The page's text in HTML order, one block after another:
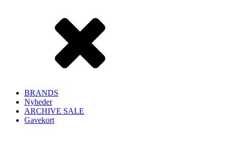
BRANDS
Nyheder
ARCHIVE SALE
Gavekort